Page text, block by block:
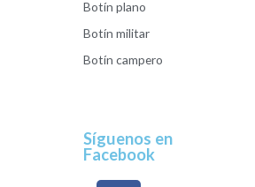
Botín plano
Botín militar
Botín campero
Síguenos en
Facebook